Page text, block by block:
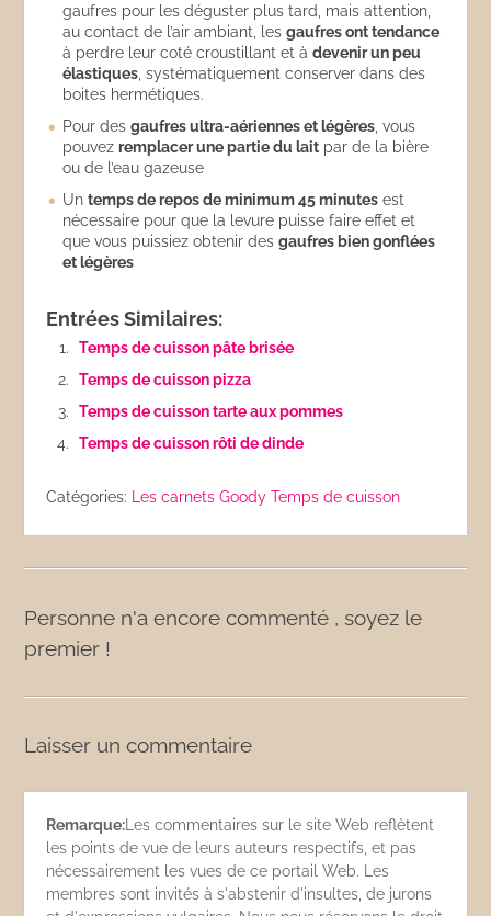
gaufres pour les déguster plus tard, mais attention,
au contact de l’air ambiant, lesgaufres ont tendance
à perdre leur coté croustillant et àdevenir un peu
élastiques , systématiquement conserver dans des
boites hermétiques.
Pour desgaufres ultra-aériennes et légères , vous
pouvezremplacer une partie du lait par de la bière
ou de l’eau gazeuse
Untemps de repos de minimum 45 minutes est
nécessaire pour que la levure puisse faire effet et
que vous puissiez obtenir desgaufres bien gonflées
et légères
Entrées Similaires:
Temps de cuisson pâte brisée
Temps de cuisson pizza
Temps de cuisson tarte aux pommes
Temps de cuisson rôti de dinde
Catégories: Les carnets Goody Temps de cuisson
Personne n'a encore commenté , soyez le
premier !
Laisser un commentaire
Remarque: Les commentaires sur le site Web reflètent
les points de vue de leurs auteurs respectifs, et pas
nécessairement les vues de ce portail Web. Les
membres sont invités à s'abstenir d'insultes, de jurons